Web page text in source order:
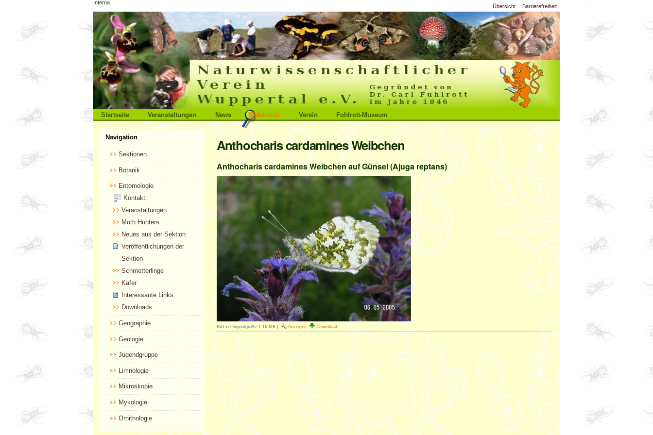
Direkt
zum
Inhalt
|
Direkt
zur
Navigation
Übersicht Barrierefreiheit
Sektionen
Startseite Veranstaltungen News Sektionen Verein Fuhlrott-Museum
Benutzerspezifische
Interna
Anthocharis cardamines Weibchen
Anthocharis cardamines Weibchen auf Günsel (Ajuga reptans)
Bild in Originalgröße 1.16 MB Anzeigen Download
Navigation
Sektionen
Botanik
Entomologie
Kontakt
Veranstaltungen
Moth Hunters
Neues aus der Sektion
Veröffentlichungen der
Sektion
Schmetterlinge
Käfer
Interessante Links
Downloads
Geographie
Geologie
Jugendgruppe
Limnologie
Mikroskopie
Mykologie
Ornithologie